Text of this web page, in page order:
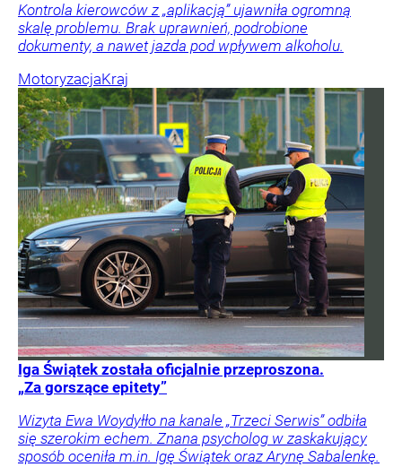
Kontrola kierowców z „aplikacją” ujawniła ogromną
skalę problemu. Brak uprawnień, podrobione
dokumenty, a nawet jazda pod wpływem alkoholu.
MotoryzacjaKraj
Iga Świątek została oficjalnie przeproszona.
„Za gorszące epitety”
Wizyta Ewa Woydyłło na kanale „Trzeci Serwis” odbiła
się szerokim echem. Znana psycholog w zaskakujący
sposób oceniła m.in. Igę Świątek oraz Arynę Sabalenkę.